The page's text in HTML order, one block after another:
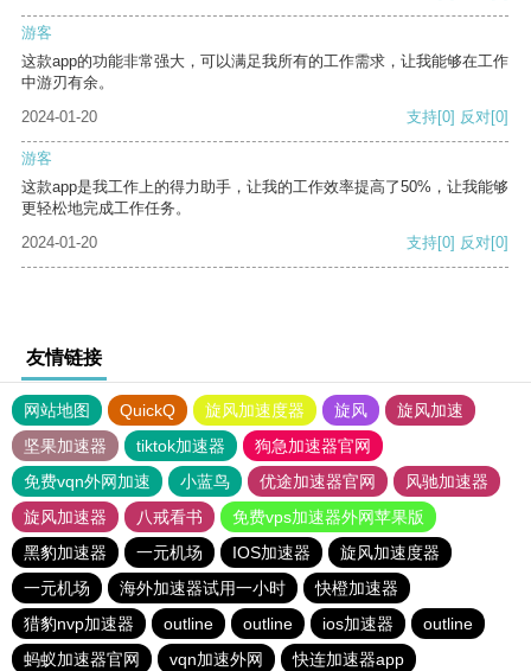
游客
这款app的功能非常强大，可以满足我所有的工作需求，让我能够在工作
中游刃有余。
2024-01-20
支持[0] 反对[0]
游客
这款app是我工作上的得力助手，让我的工作效率提高了50%，让我能够
更轻松地完成工作任务。
2024-01-20
支持[0] 反对[0]
友情链接
网站地图 QuickQ 旋风加速度器 旋风
旋风加速
坚果加速器
tiktok加速器
狗急加速器官网
免费vqn外网加速
小蓝鸟 优途加速器官网
风驰加速器
旋风加速器
八戒看书
免费vps加速器外网苹果版
黑豹加速器
一元机场 IOS加速器
旋风加速度器
一元机场
海外加速器试用一小时
快橙加速器
猎豹nvp加速器
outline outline ios加速器
outline
蚂蚁加速器官网
vqn加速外网
快连加速器app